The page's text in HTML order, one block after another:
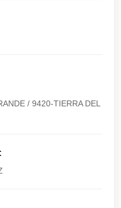
/ 9420-TIERRA DEL